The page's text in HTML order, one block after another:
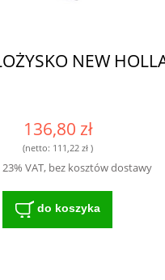
NEW
136,80 zł
(netto: 111,22 zł)
VAT, bez kosztów dostawy
do koszyka